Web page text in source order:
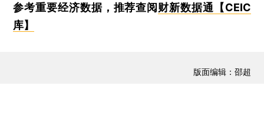
参考重要经济数据，推荐查阅 财新数据通【CEIC
库】
版面编辑：邵超